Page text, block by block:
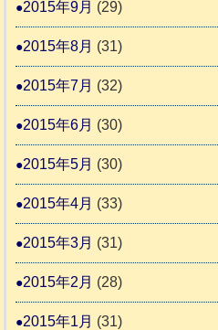
2015年9月 (29)
2015年8月 (31)
2015年7月 (32)
2015年6月 (30)
2015年5月 (30)
2015年4月 (33)
2015年3月 (31)
2015年2月 (28)
2015年1月 (31)